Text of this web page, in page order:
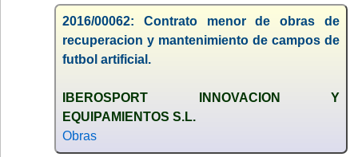
2016/00062: Contrato menor de obras de
recuperacion y mantenimiento de campos de
futbol artificial.
IBEROSPORT INNOVACION Y
EQUIPAMIENTOS S.L.
Obras